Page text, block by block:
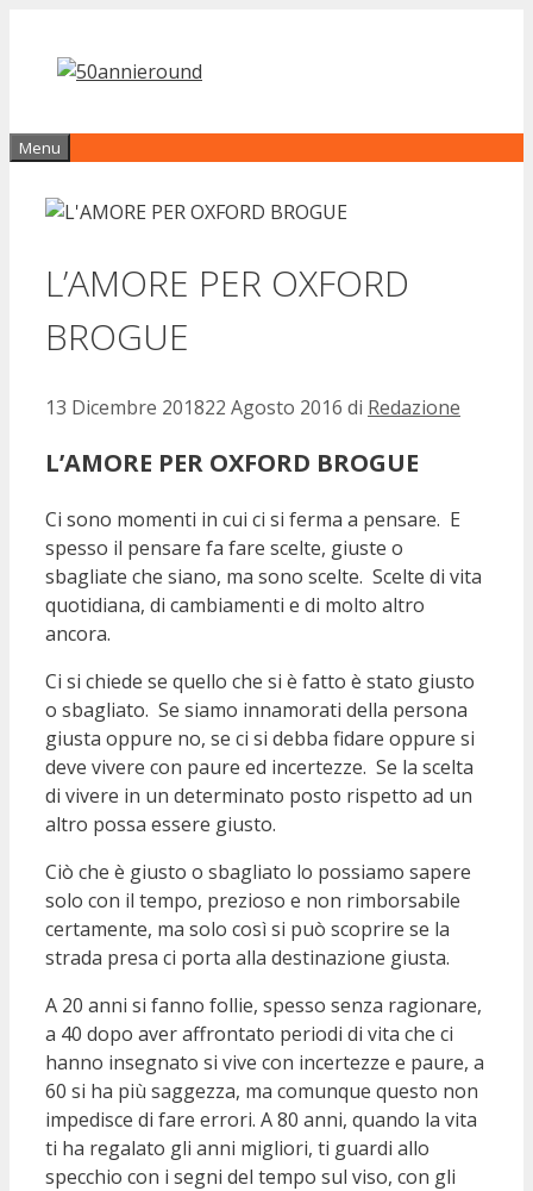
contenuto
Menu
L’AMORE PER OXFORD
BROGUE
13 Dicembre 201822 Agosto 2016 di Redazione
L’AMORE PER OXFORD BROGUE
Ci sono momenti in cui ci si ferma a pensare. E
spesso il pensare fa fare scelte, giuste o
sbagliate che siano, ma sono scelte. Scelte di vita
quotidiana, di cambiamenti e di molto altro
ancora.
Ci si chiede se quello che si è fatto è stato giusto
o sbagliato. Se siamo innamorati della persona
giusta oppure no, se ci si debba fidare oppure si
deve vivere con paure ed incertezze. Se la scelta
di vivere in un determinato posto rispetto ad un
altro possa essere giusto.
Ciò che è giusto o sbagliato lo possiamo sapere
solo con il tempo, prezioso e non rimborsabile
certamente, ma solo così si può scoprire se la
strada presa ci porta alla destinazione giusta.
A 20 anni si fanno follie, spesso senza ragionare,
a 40 dopo aver affrontato periodi di vita che ci
hanno insegnato si vive con incertezze e paure, a
60 si ha più saggezza, ma comunque questo non
impedisce di fare errori. A 80 anni, quando la vita
ti ha regalato gli anni migliori, ti guardi allo
specchio con i segni del tempo sul viso, con gli